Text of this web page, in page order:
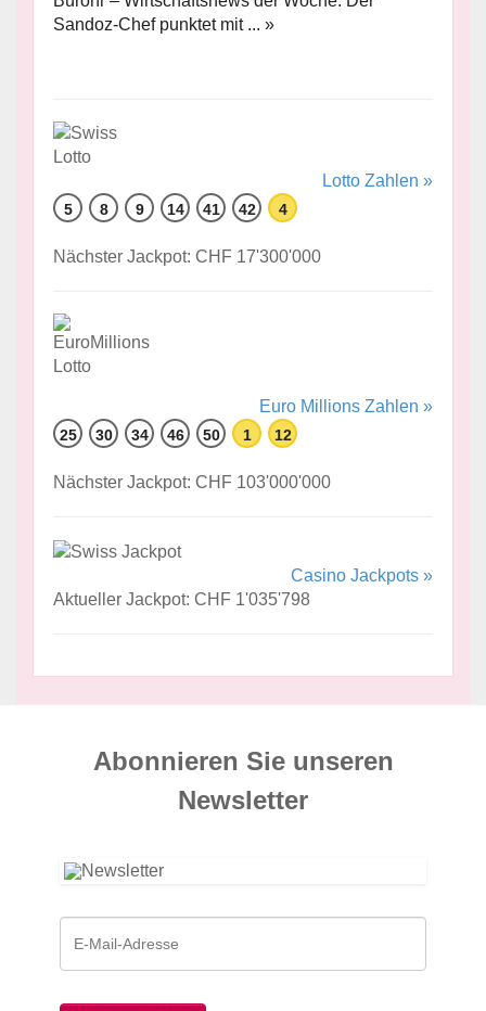
Sandoz-Chef punktet mit ... »
Lotto Zahlen »
5 8 9 14 41 42 4
Nächster Jackpot: CHF 17'300'000
Euro Millions Zahlen »
25 30 34 46 50 1 12
Nächster Jackpot: CHF 103'000'000
Casino Jackpots »
Aktueller Jackpot: CHF 1'035'798
Abonnieren Sie unseren
News­letter